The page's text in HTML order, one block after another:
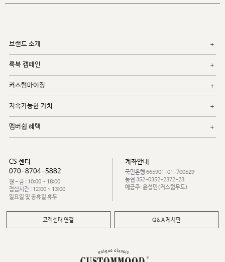
브랜드 소개
룩북 캠페인
커스텀마이징
지속가능한 가치
멤버쉽 혜택
CS 센터
070-8704-5882
월 - 금 : 10:00 ~ 18:00
점심시간 : 12:00 ~ 13:00
일요일 및 공휴일 휴무
계좌안내
국민은행 665901-01-700529
농협 352-0352-2372-23
예금주: 윤성민(커스텀무드)
고객센터 연결 Q&A 게시판